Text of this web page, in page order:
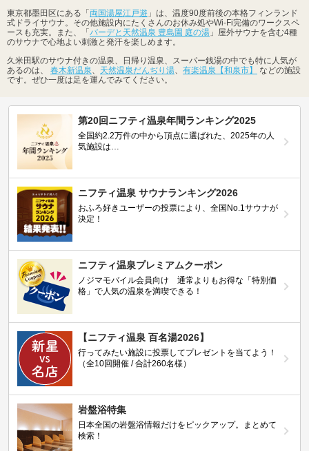
東京都墨田区にある「 両国湯屋江戸遊 」は、温度90度前後の本格フィンランド
式ドライサウナ。その他施設内にたくさんのお休み処やWi-Fi完備のワークスペ
ースも充実。また、「 バーデと天然温泉 豊島園 庭の湯 」屋外サウナを含む4種
のサウナで心地よい刺激と発汗を楽しめます。
久米田駅のサウナ付きの温泉、日帰り温泉、スーパー銭湯の中でも特に人気が
あるのは、 春木新温泉、 天然温泉だんぢり湯、 有楽温泉【和泉市】
などの施設
です。ぜひ一度は足を運んでみてください。
第20回ニフティ温泉年間ランキング2025
全国約2.2万件の中から頂点に選ばれた、2025年の人
気施設は…
ニフティ温泉 サウナランキング2026
おふろ好きユーザーの投票により、全国No.1サウナが
決定！
ニフティ温泉プレミアムクーポン
ノジマモバイル会員向け 通常よりもお得な「特別価
格」で人気の温泉を満喫できる！
【ニフティ温泉 百名湯2026】
行ってみたい施設に投票してプレゼントを当てよう！
（全10回開催 / 合計260名様）
岩盤浴特集
日本全国の岩盤浴情報だけをピックアップ。まとめて
検索！